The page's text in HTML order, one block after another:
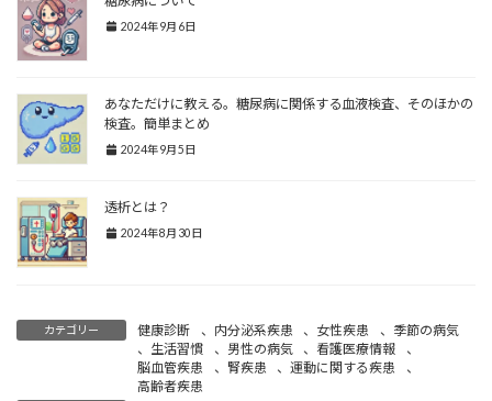
2024年9月6日
あなただけに教える。糖尿病に関係する血液検査、そのほかの
検査。簡単まとめ
2024年9月5日
透析とは？
2024年8月30日
カテゴリー 健康診断 、 内分泌系疾患 、 女性疾患 、 季節の病気
、 生活習慣 、 男性の病気 、 看護医療情報
、
脳血管疾患
、 腎疾患 、運動に関する疾患
、
高齢者疾患